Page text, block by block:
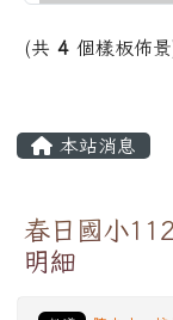
(共 4 個樣板佈
本站消息
春日國小
明細